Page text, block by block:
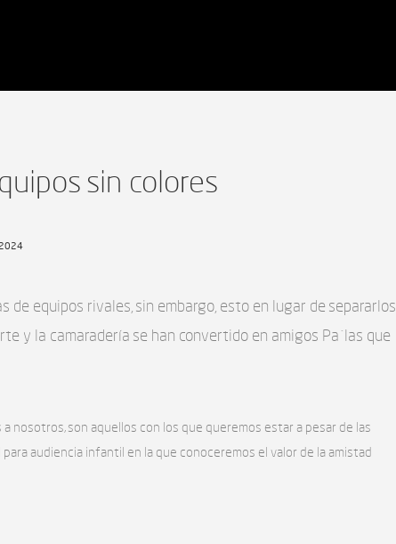
sin colores
2024
de equipos rivales, sin embargo, esto en lugar de separarlos
y la camaradería se han convertido en amigos Pa´las que
nosotros, son aquellos con los que queremos estar a pesar de las
para audiencia infantil en la que conoceremos el valor de la amistad